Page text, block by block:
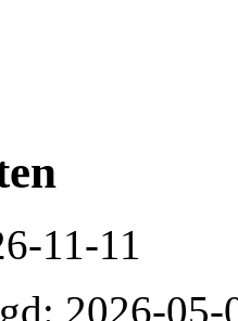
11-11
2026-